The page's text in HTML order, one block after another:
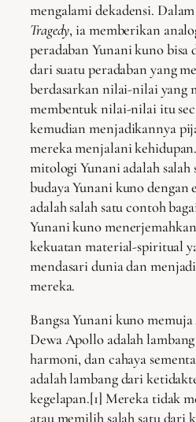
mengalami dekadensi.
Tragedy, ia memberikan
peradaban Yunani kuno bisa
dari suatu peradaban yang
berdasarkan nilai-nilai yang
membentuk nilai-nilai itu
kemudian menjadikannya
mereka menjalani
mitologi Yunani adalah salah
budaya Yunani kuno dengan
adalah salah satu contoh
Yunani kuno
kekuatan material-spiritual
mendasari dunia dan
mereka.
Bangsa Yunani kuno
Dewa Apollo adalah
harmoni, dan cahaya
adalah lambang dari
kegelapan.[1] Mereka tidak
atau memilih salah satu dari